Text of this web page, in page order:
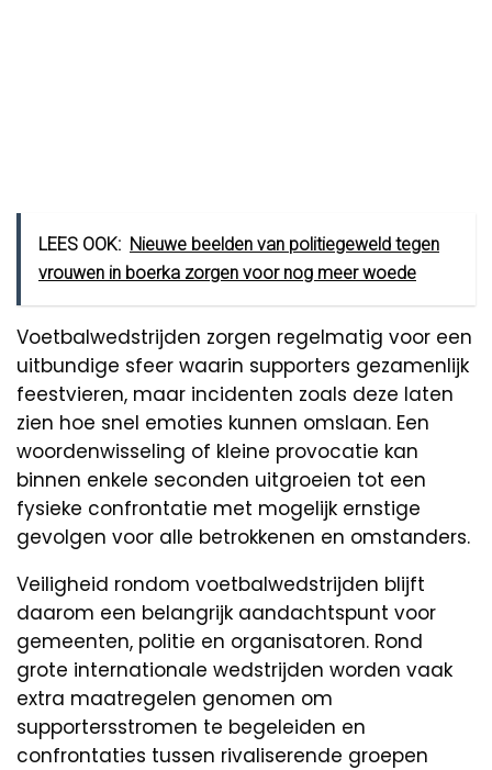
LEES OOK: Nieuwe beelden van politiegeweld tegen
vrouwen in boerka zorgen voor nog meer woede
Voetbalwedstrijden zorgen regelmatig voor een
uitbundige sfeer waarin supporters gezamenlijk
feestvieren, maar incidenten zoals deze laten
zien hoe snel emoties kunnen omslaan. Een
woordenwisseling of kleine provocatie kan
binnen enkele seconden uitgroeien tot een
fysieke confrontatie met mogelijk ernstige
gevolgen voor alle betrokkenen en omstanders.
Veiligheid rondom voetbalwedstrijden blijft
daarom een belangrijk aandachtspunt voor
gemeenten, politie en organisatoren. Rond
grote internationale wedstrijden worden vaak
extra maatregelen genomen om
supportersstromen te begeleiden en
confrontaties tussen rivaliserende groepen